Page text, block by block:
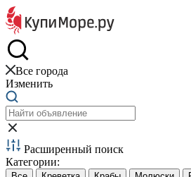
Все города
Изменить
Расширенный поиск
Категории: